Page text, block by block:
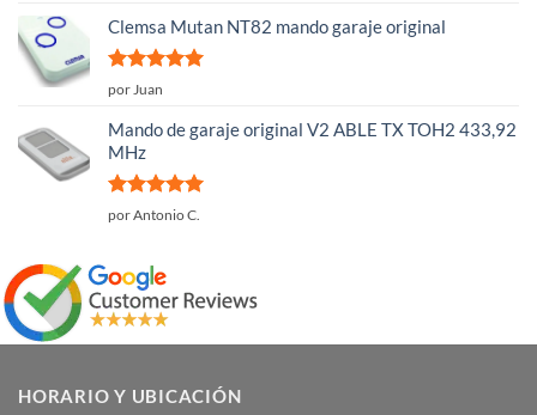
5
Clemsa Mutan NT82 mando garaje original
Valorado
por Juan
Mando de garaje original V2 ABLE TX TOH2 433,92
MHz
Valorado
por Antonio C.
HORARIO Y UBICACIÓN